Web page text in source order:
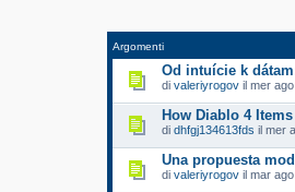
Argomenti
Od intuície k
di valeriyrogov il mer
How Diablo 4
di dhfgj134613fds il mer
Una propuesta
di valeriyrogov il mar